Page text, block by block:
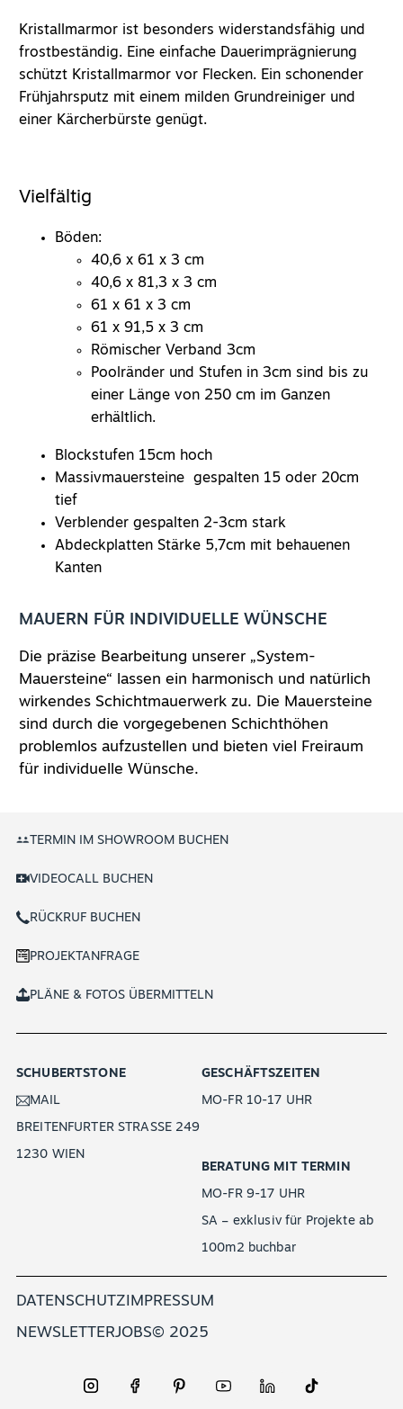
Kristallmarmor ist besonders widerstandsfähig und
frostbeständig. Eine einfache Dauerimprägnierung
schützt Kristallmarmor vor Flecken. Ein schonender
Frühjahrsputz mit einem milden Grundreiniger und
einer Kärcherbürste genügt.
Vielfältig
Böden:
40,6 x 61 x 3 cm
40,6 x 81,3 x 3 cm
61 x 61 x 3 cm
61 x 91,5 x 3 cm
Römischer Verband 3cm
Poolränder und Stufen in 3cm sind bis zu
einer Länge von 250 cm im Ganzen
erhältlich.
Blockstufen 15cm hoch
Massivmauersteine gespalten 15 oder 20cm
tief
Verblender gespalten 2-3cm stark
Abdeckplatten Stärke 5,7cm mit behauenen
Kanten
MAUERN FÜR INDIVIDUELLE WÜNSCHE
Die präzise Bearbeitung unserer „System-
Mauersteine“ lassen ein harmonisch und natürlich
wirkendes Schichtmauerwerk zu. Die Mauersteine
sind durch die vorgegebenen Schichthöhen
problemlos aufzustellen und bieten viel Freiraum
für individuelle Wünsche.
TERMIN IM SHOWROOM BUCHEN
VIDEOCALL BUCHEN
RÜCKRUF BUCHEN
PROJEKTANFRAGE
PLÄNE & FOTOS ÜBERMITTELN
SCHUBERTSTONE
MAIL
BREITENFURTER STRASSE 249
1230 WIEN
GESCHÄFTSZEITEN
MO-FR 10-17 UHR
BERATUNG MIT TERMIN
MO-FR 9-17 UHR
SA – exklusiv für Projekte ab
100m2 buchbar
DATENSCHUTZ IMPRESSUM
NEWSLETTERJOBS© 2025